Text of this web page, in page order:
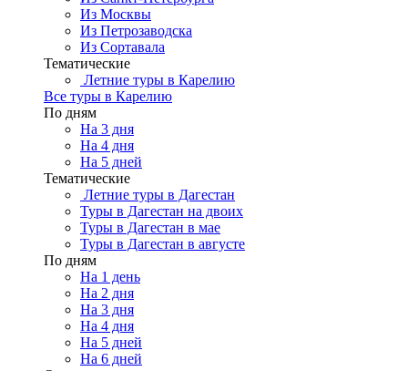
Из Москвы
Из Петрозаводска
Из Сортавала
Тематические
Летние туры в Карелию
Все туры в Карелию
По дням
На 3 дня
На 4 дня
На 5 дней
Тематические
Летние туры в Дагестан
Туры в Дагестан на двоих
Туры в Дагестан в мае
Туры в Дагестан в августе
По дням
На 1 день
На 2 дня
На 3 дня
На 4 дня
На 5 дней
На 6 дней